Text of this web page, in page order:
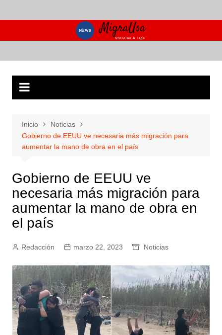
al
Inicio
Noticias
Gobierno de EEUU ve necesaria más migración para
aumentar la mano de obra en el país
Gobierno de EEUU ve
necesaria más migración para
aumentar la mano de obra en
el país
Redacción marzo 22, 2023 Noticias